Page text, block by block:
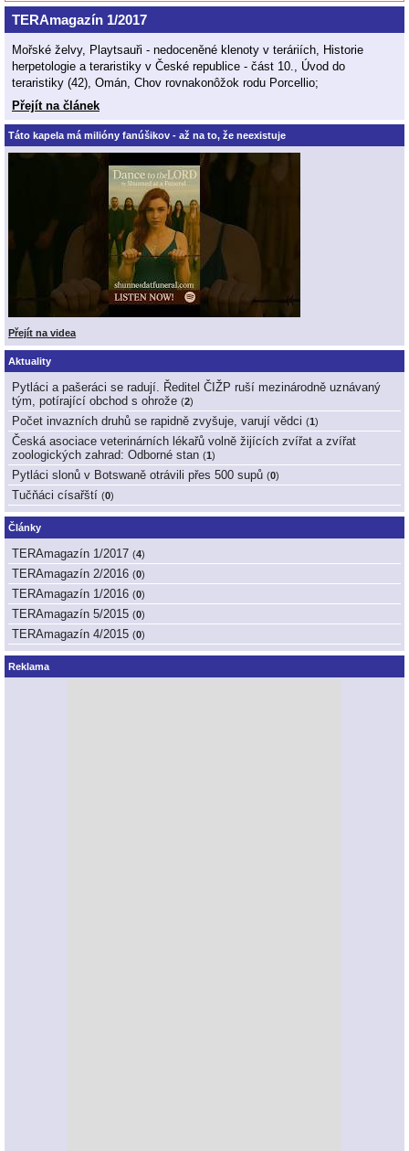
TERAmagazín 1/2017
Mořské želvy, Playtsauři - nedoceněné klenoty v teráriích, Historie
herpetologie a teraristiky v České republice - část 10., Úvod do
teraristiky (42), Omán, Chov rovnakonôžok rodu Porcellio;
Přejít na článek
Táto kapela má milióny fanúšikov - až na to, že neexistuje
Přejít na videa
Aktuality
Pytláci a pašeráci se radují. Ředitel ČIŽP ruší mezinárodně uznávaný
tým, potírající obchod s ohrože (2)
Počet invazních druhů se rapidně zvyšuje, varují vědci (1 )
Česká asociace veterinárních lékařů volně žijících zvířat a zvířat
zoologických zahrad: Odborné stan (1 )
Pytláci slonů v Botswaně otrávili přes 500 supů (0)
Tučňáci císařští (0)
Články
TERAmagazín 1/2017 (4)
TERAmagazín 2/2016 (0)
TERAmagazín 1/2016 (0)
TERAmagazín 5/2015 (0)
TERAmagazín 4/2015 (0)
Reklama